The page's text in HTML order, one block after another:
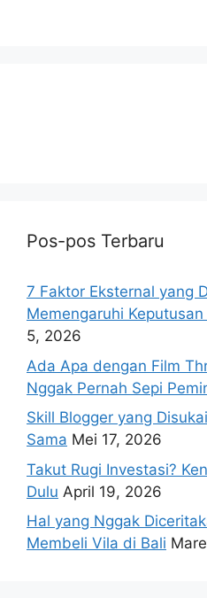
Pos-pos Terbaru
7 Faktor Eksternal yang
Memengaruhi
5, 2026
Ada Apa dengan Film
Nggak Pernah Sepi
Skill Blogger yang
Sama Mei 17, 2026
Takut Rugi Investasi?
Dulu April 19, 2026
Hal yang Nggak
Membeli Vila di Bali